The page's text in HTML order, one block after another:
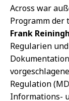
Across war
Programm der
Frank
Regularien
Regulation
Informations-